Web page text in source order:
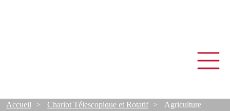
Accueil Chariot Télescopique et Rotatif Agriculture